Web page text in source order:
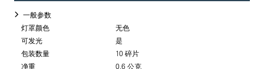
一般参数
灯罩颜色
无色
可发光
是
包装数量
10 碎片
净重
0.6 公克